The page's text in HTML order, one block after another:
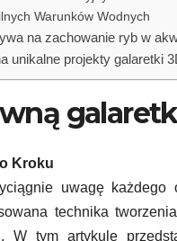
Warunków Wodnych
na zachowanie ryb w
unikalne projekty galaretki
Kroku
uwagę
technika
W tym artykule